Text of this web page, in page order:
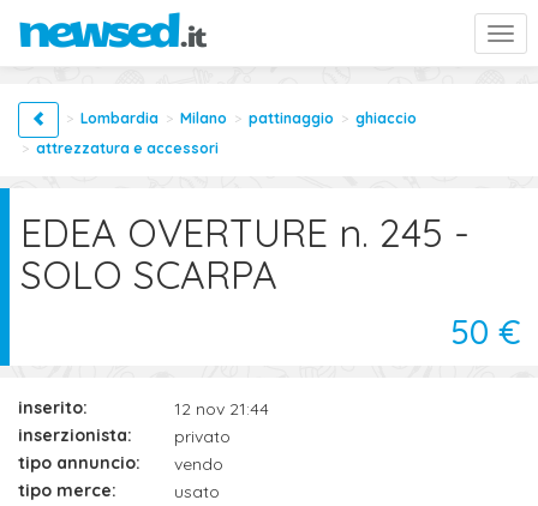
Lombardia Milano pattinaggio
ghiaccio
attrezzatura e accessori
EDEA OVERTURE n. 245 -
SOLO SCARPA
50 €
inserito:
12 nov 21:44
inserzionista:
privato
tipo annuncio:
vendo
tipo merce:
usato